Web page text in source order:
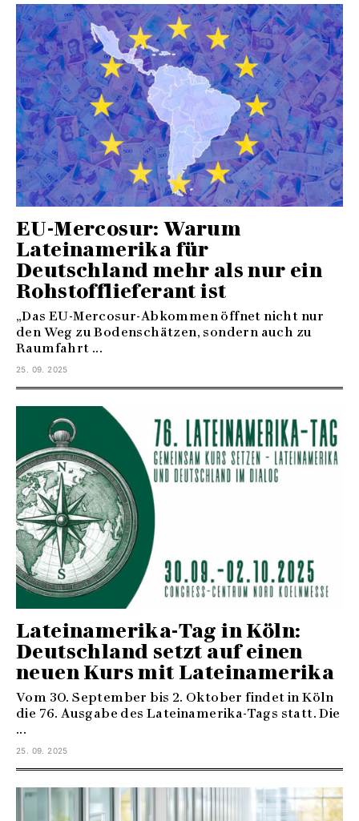
EU-Mercosur: Warum
Lateinamerika für
Deutschland mehr als nur ein
Rohstofflieferant ist
„Das EU-Mercosur-Abkommen öffnet nicht nur
den Weg zu Bodenschätzen, sondern auch zu
Raumfahrt ...
25. 09. 2025
Lateinamerika-Tag in Köln:
Deutschland setzt auf einen
neuen Kurs mit Lateinamerika
Vom 30. September bis 2. Oktober findet in Köln
die 76. Ausgabe des Lateinamerika-Tags statt. Die
...
25. 09. 2025